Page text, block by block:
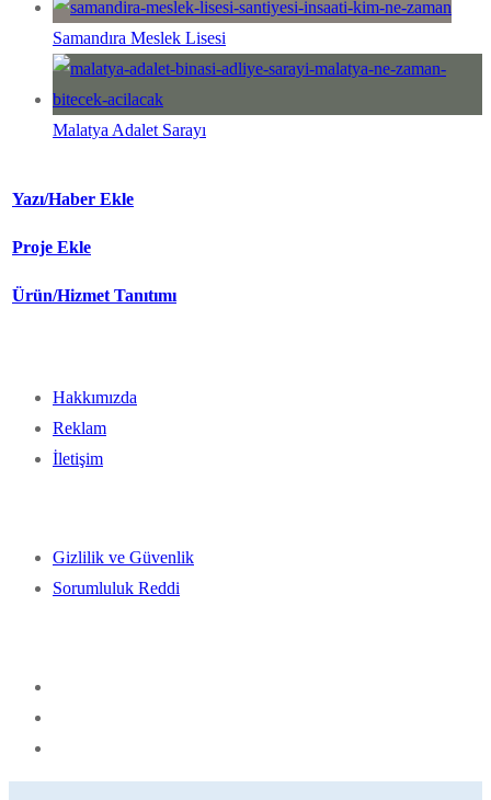
Samandıra Meslek Lisesi
Malatya Adalet Sarayı
Yazı/Haber Ekle
Proje Ekle
Ürün/Hizmet Tanıtımı
Hakkımızda
Reklam
İletişim
Gizlilik ve Güvenlik
Sorumluluk Reddi